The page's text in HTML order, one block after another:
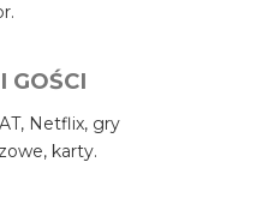
GOŚCI
Netflix, gry
karty.